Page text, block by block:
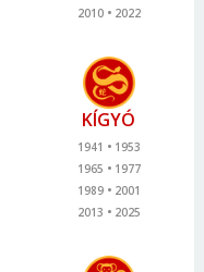
2010
2022
KÍGYÓ
1941
1953
1965
1977
1989
2001
2013
2025